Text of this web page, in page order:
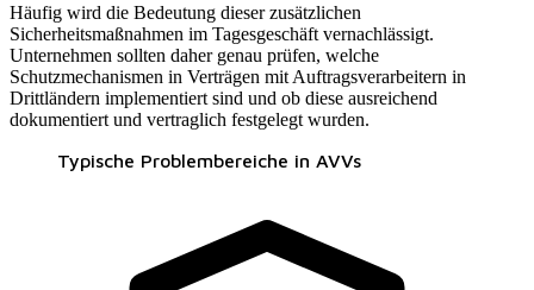
Häufig wird die Bedeutung dieser zusätzlichen
Sicherheitsmaßnahmen im Tagesgeschäft vernachlässigt.
Unternehmen sollten daher genau prüfen, welche
Schutzmechanismen in Verträgen mit Auftragsverarbeitern in
Drittländern implementiert sind und ob diese ausreichend
dokumentiert und vertraglich festgelegt wurden.
Typische Problembereiche in AVVs